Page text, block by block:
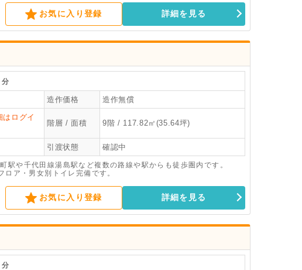
お気に入り登録 詳細を見る
分
造作価格 造作無償
はログイ
階層 / 面積 9階 / 117.82㎡(35.64坪)
引渡状態 確認中
駅や千代田線湯島駅など複数の路線や駅からも徒歩圏内です。
ア・男女別トイレ完備です。
お気に入り登録 詳細を見る
分